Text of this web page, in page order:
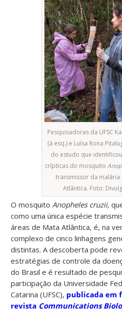
Pesquisadoras da UFSC
(à esq.) e Luísa Rona
do estudo que
crípticas do mosquito
transmissor da malária
Atlântica. Foto:
O mosquito Anopheles cruzii,
como uma única espécie
áreas de Mata Atlântica, é, na
complexo de cinco linhagens
distintas. A descoberta pode
estratégias de controle da
do Brasil e é resultado de
participação da Universidade
Catarina (UFSC), publicada em
revista Communications